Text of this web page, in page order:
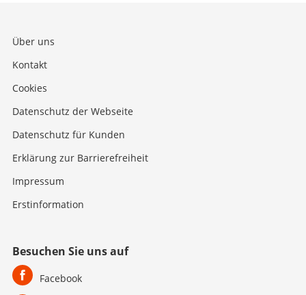
Über uns
Kontakt
Cookies
Datenschutz der Webseite
Datenschutz für Kunden
Erklärung zur Barrierefreiheit
Impressum
Erstinformation
Besuchen Sie uns auf
Facebook